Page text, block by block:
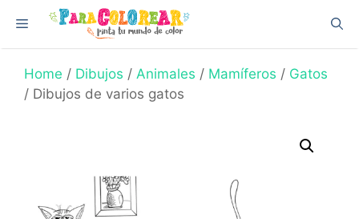
content
Menu
Home / Dibujos / Animales / Mamíferos / Gatos
/ Dibujos de varios gatos